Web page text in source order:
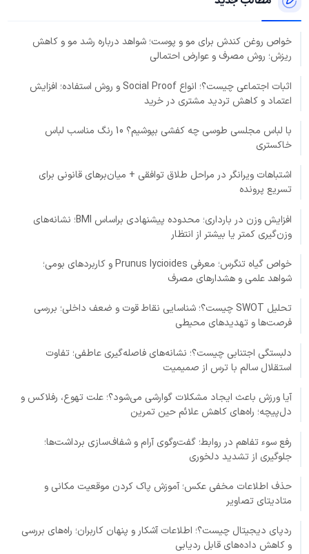
خواص روغن کندش برای مو و پوست؛ شواهد درباره رشد مو و کاهش
ریزش؛ روش مصرف و عوارض احتمالی
اثبات اجتماعی چیست؟؛ انواع Social Proof و روش استفاده؛ افزایش
اعتماد و کاهش تردید مشتری در خرید
با لباس مجلسی طوسی چه کفشی بپوشیم؟ 10 رنگ مناسب لباس
خاکستری
اشتباهات ویرانگر در مراحل طلاق توافقی + میان‌برهای قانونی برای
تسریع پرونده
افزایش وزن در بارداری؛ محدوده پیشنهادی براساس BMI؛ نشانه‌های
وزن‌گیری کمتر یا بیشتر از انتظار
خواص گیاه تنگرس؛ معرفی Prunus lycioides و کاربردهای بومی؛
شواهد علمی و هشدارهای مصرف
تحلیل SWOT چیست؟؛ شناسایی نقاط قوت و ضعف داخلی؛ بررسی
فرصت‌ها و تهدیدهای محیطی
دلبستگی اجتنابی چیست؟؛ نشانه‌های فاصله‌گیری عاطفی؛ تفاوت
استقلال سالم با ترس از صمیمیت
آیا ورزش باعث ایجاد مشکلات گوارشی می‌شود؟؛ علت تهوع، رفلاکس و
دل‌پیچه؛ راه‌های کاهش علائم حین تمرین
رفع سوء تفاهم در روابط؛ گفت‌وگوی آرام و شفاف‌سازی برداشت‌ها؛
جلوگیری از تشدید دلخوری
حذف اطلاعات مخفی عکس؛ آموزش پاک کردن موقعیت مکانی و
متادیتای تصاویر
ردپای دیجیتال چیست؟؛ اطلاعات آشکار و پنهان کاربران؛ راه‌های بررسی
و کاهش داده‌های قابل ردیابی